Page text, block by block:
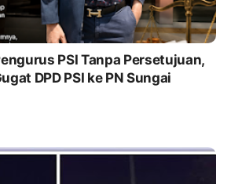
PSI Tanpa Persetujuan,
DPD PSI ke PN Sungai